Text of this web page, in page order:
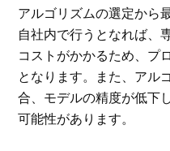
アルゴリズムの選定から
自社内で行うとなれば、
コストがかかるため、プ
となります。また、アル
合、モデルの精度が低下
可能性があります。